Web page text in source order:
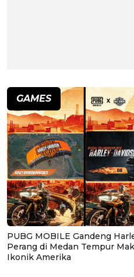
GAMES
PUBG MOBILE Gandeng
Perang di Medan Tempur
Ikonik Amerika